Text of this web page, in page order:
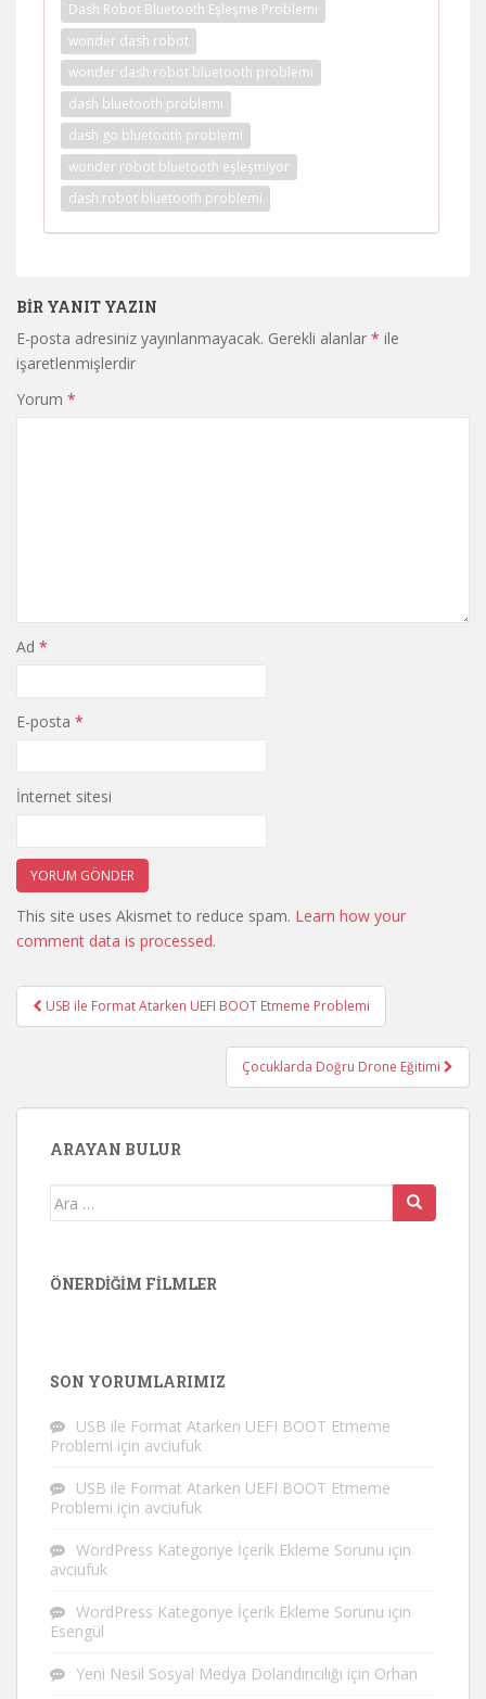
Dash Robot Bluetooth Eşleşme Problemi
wonder dash robot
wonder dash robot bluetooth problemi
dash bluetooth problemi
dash go bluetooth problemi
wonder robot bluetooth eşleşmiyor
dash robot bluetooth problemi
BIR YANIT YAZIN
E-posta adresiniz yayınlanmayacak. Gerekli alanlar * ile
işaretlenmişlerdir
Yorum *
Ad *
E-posta *
İnternet sitesi
This site uses Akismet to reduce spam. Learn how your
comment data is processed.
Yazı
gezinmesi
USB ile Format Atarken UEFI BOOT Etmeme Problemi
Çocuklarda Doğru Drone Eğitimi
ARAYAN BULUR
Arama
ÖNERDIĞIM FILMLER
SON YORUMLARIMIZ
USB ile Format Atarken UEFI BOOT Etmeme
Problemi için avciufuk
USB ile Format Atarken UEFI BOOT Etmeme
Problemi için avciufuk
WordPress Kategoriye İçerik Ekleme Sorunu için
avciufuk
WordPress Kategoriye İçerik Ekleme Sorunu için
Esengül
Yeni Nesil Sosyal Medya Dolandırıcılığı için Orhan